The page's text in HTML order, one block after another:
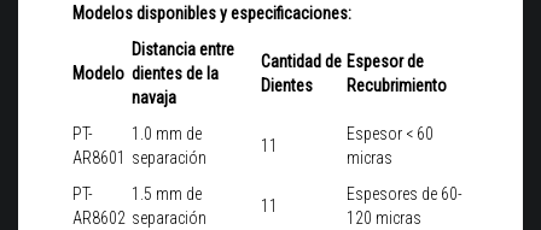
Modelos disponibles y especificaciones:
Modelo
Distancia entre
dientes de la
navaja
Cantidad de
Dientes
Espesor de
Recubrimiento
PT-
AR8601
1.0 mm de
separación
11
Espesor < 60
micras
PT-
AR8602
1.5 mm de
separación
11
Espesores de 60-
120 micras